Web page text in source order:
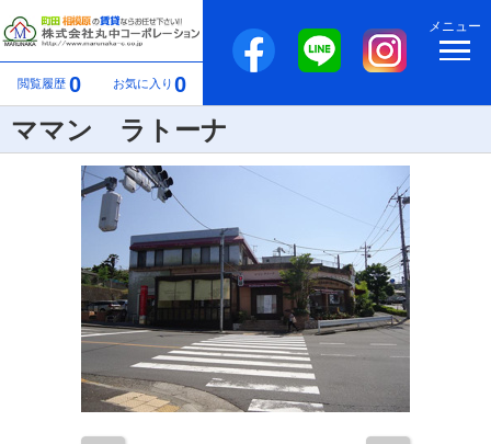
閲覧履歴 0 お気に入り 0
メニュー
ママン ラトーナ